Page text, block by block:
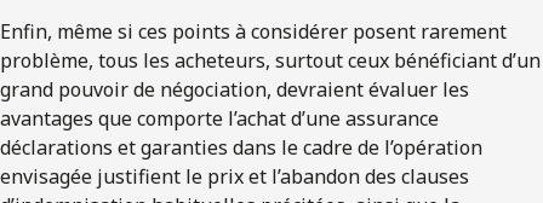
Enfin, même si ces points à considérer posent rarement
problème, tous les acheteurs, surtout ceux bénéficiant d’un
grand pouvoir de négociation, devraient évaluer les
avantages que comporte l’achat d’une assurance
déclarations et garanties dans le cadre de l’opération
envisagée justifient le prix et l’abandon des clauses